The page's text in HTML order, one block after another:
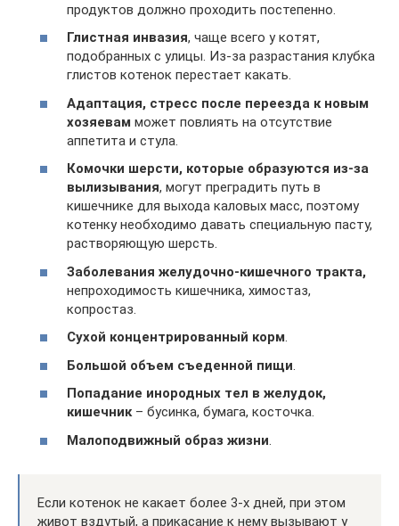
продуктов должно проходить постепенно.
Глистная инвазия, чаще всего у котят,
подобранных с улицы. Из-за разрастания клубка
глистов котенок перестает какать.
Адаптация, стресс после переезда к новым
хозяевам может повлиять на отсутствие
аппетита и стула.
Комочки шерсти, которые образуются из-за
вылизывания, могут преградить путь в
кишечнике для выхода каловых масс, поэтому
котенку необходимо давать специальную пасту,
растворяющую шерсть.
Заболевания желудочно-кишечного тракта,
непроходимость кишечника, химостаз,
копростаз.
Сухой концентрированный корм.
Большой объем съеденной пищи
Попадание инородных тел в желудок,
кишечник– бусинка, бумага, косточка.
Малоподвижный образ жизни
Если котенок не какает более 3-х дней, при этом
живот вздутый, а прикасание к нему вызывают у